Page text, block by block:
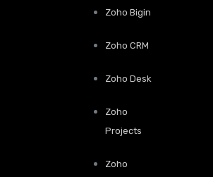
Zoho Bigin
Zoho CRM
Zoho Desk
Zoho
Projects
Zoho